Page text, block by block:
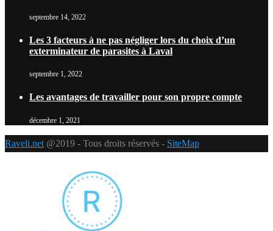
septembre 14, 2022
Les 3 facteurs à ne pas négliger lors du choix d’un
exterminateur de parasites à Laval
septembre 1, 2022
Les avantages de travailler pour son propre compte
décembre 1, 2021
Raveli.net @2019 - Tous droits réservés - SiteMap